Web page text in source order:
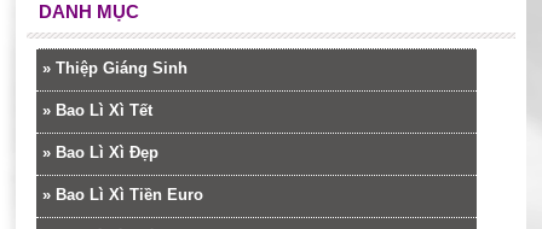
DANH MỤC
» Thiệp Giáng Sinh
» Bao Lì Xì Tết
» Bao Lì Xì Đẹp
» Bao Lì Xì Tiền Euro